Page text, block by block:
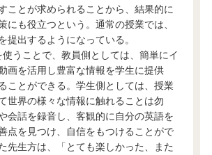
ことが求められることから、結果的に
にも役立つという。通常の授業では、
提出するようになっている。
うことで、教員側としては、簡単にイ
画を活用し豊富な情報を学生に提供
ことができる。学生側としては、授業
世界の様々な情報に触れることは勿
会話を録音し、客観的に自分の英語を
点を見つけ、自信をもつけることがで
先生方は、「とても楽しかった、また